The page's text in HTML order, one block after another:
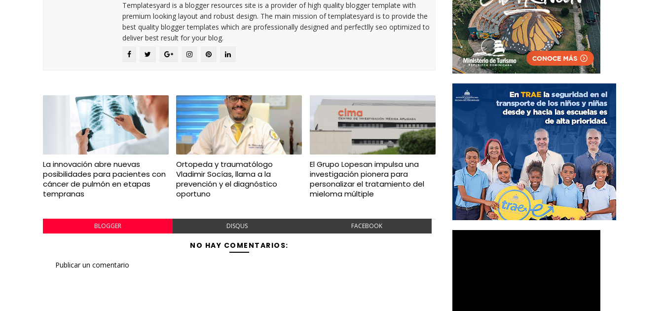
Templatesyard is a blogger resources site is a provider of high quality blogger template with
premium looking layout and robust design. The main mission of templatesyard is to provide the
best quality blogger templates which are professionally designed and perfectlly seo optimized to
deliver best result for your blog.
La innovación abre nuevas
posibilidades para pacientes con
cáncer de pulmón en etapas
tempranas
Ortopeda y traumatólogo
Vladimir Socías, llama a la
prevención y el diagnóstico
oportuno
El Grupo Lopesan impulsa una
investigación pionera para
personalizar el tratamiento del
mieloma múltiple
BLOGGER DISQUS FACEBOOK
NO HAY COMENTARIOS:
Publicar un comentario